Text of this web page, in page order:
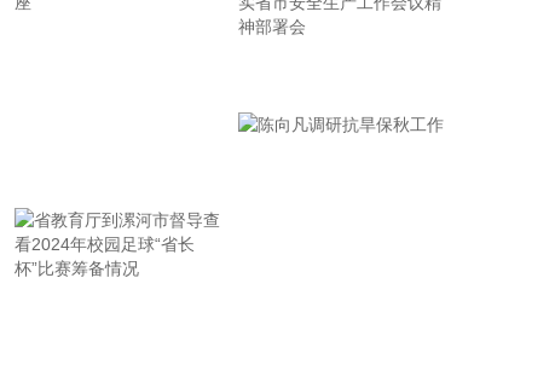
8月6日，记者从公司获悉，多点数智与新石器已签署
L4级无人驾驶领域的技术优势，共同开拓全球零售市
输试点运行。
2026-08-06 15:09:14
座
实省市安全生产工作会议